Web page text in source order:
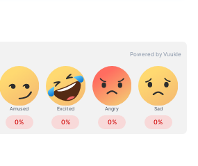
മേല്‍ക്കോടതികള്‍
ചെയ്‍തു. കേസിലെ
പൂര്‍ത്തിയായതോടെ ശിക്ഷ
ഭരണാധികാരിയുടെ
കഴിഞ്ഞ ദിവസം